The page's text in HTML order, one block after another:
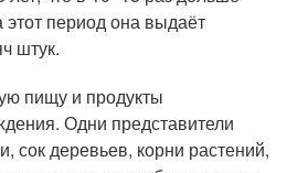
период она выдаёт
штук.
пищу и продукты
Одни представители
сок деревьев, корни растений,